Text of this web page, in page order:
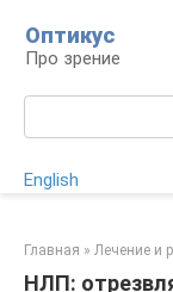
контенту
Оптикус
Про зрение
English
Главная » Лечение и
НЛП: